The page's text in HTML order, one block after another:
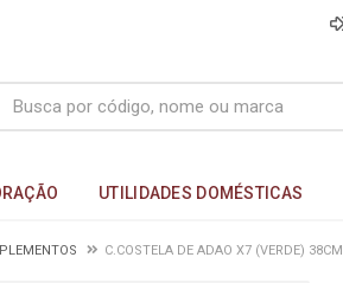
UTILIDADES DOMÉSTICAS
C.COSTELA DE ADAO X7 (VERDE) 38CM